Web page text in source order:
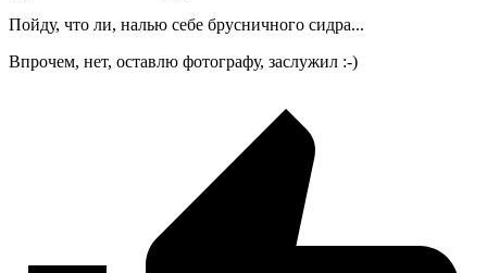
Пойду, что ли, налью себе брусничного сидра...
Впрочем, нет, оставлю фотографу, заслужил :-)